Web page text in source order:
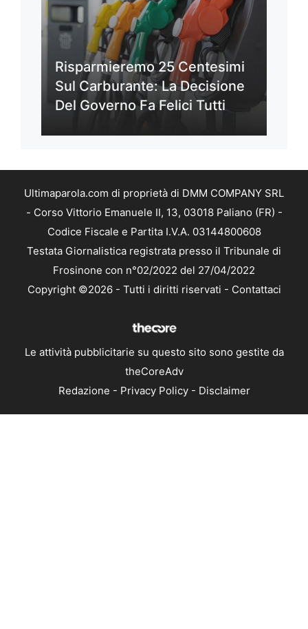
Risparmieremo 25 Centesimi
Sul Carburante: La Decisione
Del Governo Fa Felici Tutti
Ultimaparola.com di proprietà di DMM COMPANY SRL
- Corso Vittorio Emanuele II, 13, 03018 Paliano (FR) -
Codice Fiscale e Partita I.V.A. 03144800608
Testata Giornalistica registrata presso il Tribunale di
Frosinone con n°02/2022 del 27/04/2022
Copyright ©2026 - Tutti i diritti riservati - Contattaci
Le attività pubblicitarie su questo sito sono gestite da
theCoreAdv
Redazione - Privacy Policy- Disclaimer